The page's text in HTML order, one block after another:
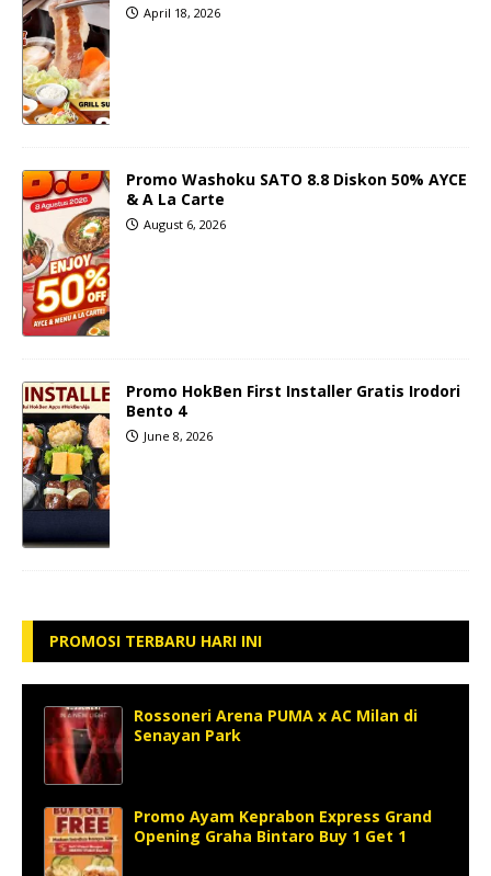
April 18, 2026
Promo Washoku SATO 8.8 Diskon 50% AYCE
& A La Carte
August 6, 2026
Promo HokBen First Installer Gratis Irodori
Bento 4
June 8, 2026
PROMOSI TERBARU HARI INI
Rossoneri Arena PUMA x AC Milan di
Senayan Park
Promo Ayam Keprabon Express Grand
Opening Graha Bintaro Buy 1 Get 1